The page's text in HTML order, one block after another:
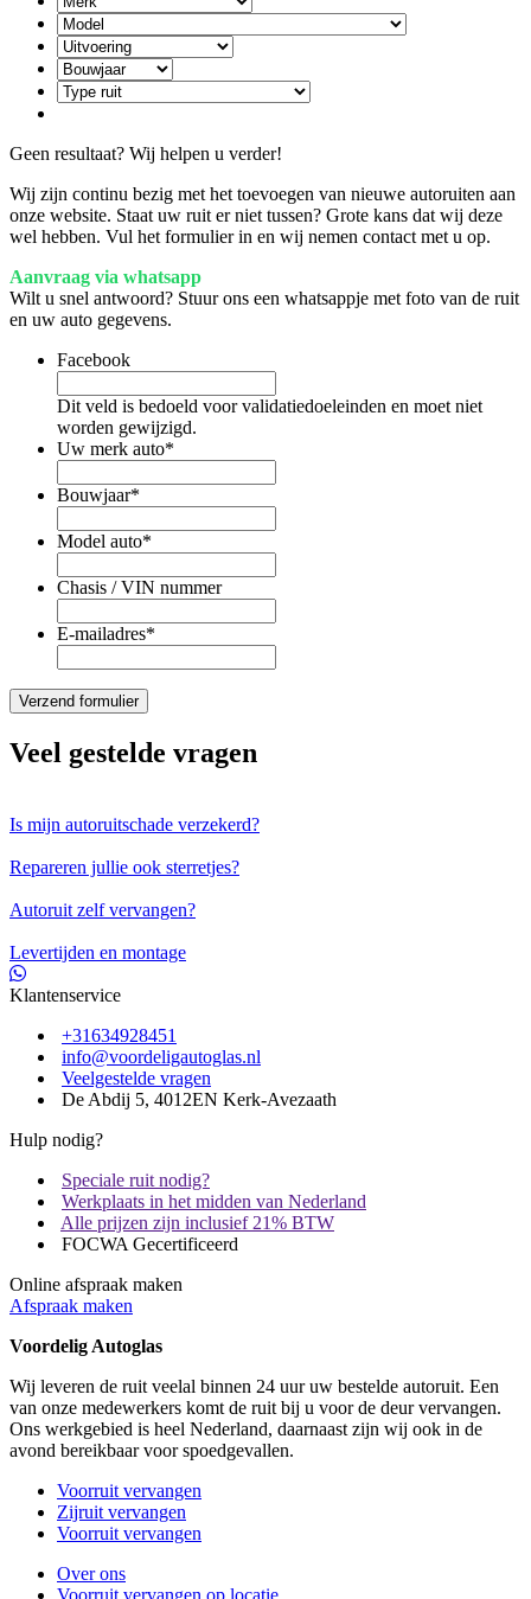
Geen resultaat? Wij helpen u verder!
Wij zijn continu bezig met het toevoegen van nieuwe autoruiten aan
onze website. Staat uw ruit er niet tussen? Grote kans dat wij deze
wel hebben. Vul het formulier in en wij nemen contact met u op.
Aanvraag via whatsapp
Wilt u snel antwoord? Stuur ons een whatsappje met foto van de ruit
en uw auto gegevens.
Facebook
Dit veld is bedoeld voor validatiedoeleinden en moet niet
worden gewijzigd.
Uw merk auto*
Bouwjaar*
Model auto*
Chasis / VIN nummer
E-mailadres*
Veel gestelde vragen
Is mijn autoruitschade verzekerd?
Repareren jullie ook sterretjes?
Autoruit zelf vervangen?
Levertijden en montage
Klantenservice
+31634928451
info@voordeligautoglas.nl
Veelgestelde vragen
De Abdij 5, 4012EN Kerk-Avezaath
Hulp nodig?
Speciale ruit nodig?
Werkplaats in het midden van Nederland
Alle prijzen zijn inclusief 21% BTW
FOCWA Gecertificeerd
Online afspraak maken
Afspraak maken
Voordelig Autoglas
Wij leveren de ruit veelal binnen 24 uur uw bestelde autoruit. Een
van onze medewerkers komt de ruit bij u voor de deur vervangen.
Ons werkgebied is heel Nederland, daarnaast zijn wij ook in de
avond bereikbaar voor spoedgevallen.
Voorruit vervangen
Zijruit vervangen
Voorruit vervangen
Over ons